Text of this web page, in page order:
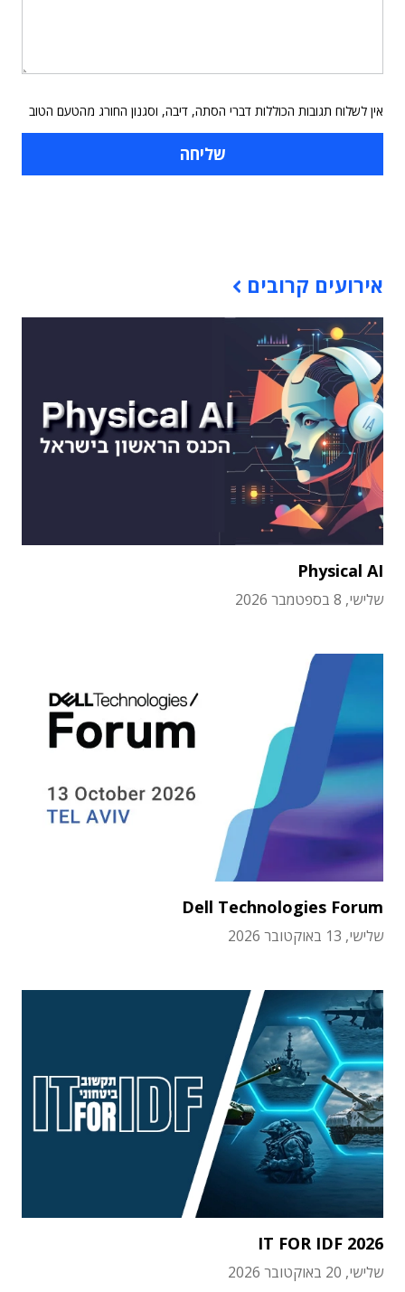
אין לשלוח תגובות הכוללות דברי הסתה, דיבה, וסגנון החורג מהטעם הטוב
אירועים קרובים
Physical AI
שלישי, 8 בספטמבר 2026
Dell Technologies Forum
שלישי, 13 באוקטובר 2026
IT FOR IDF 2026
שלישי, 20 באוקטובר 2026